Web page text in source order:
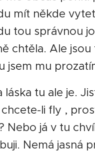
mít někde
tou správnou
chtěla. Ale
jsem mu
láska tu ale je.
li fly ,
Nebo já v tu
Nemá jasná